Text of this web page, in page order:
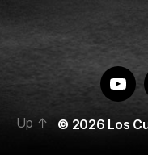
© 2026 Los
Up ↑